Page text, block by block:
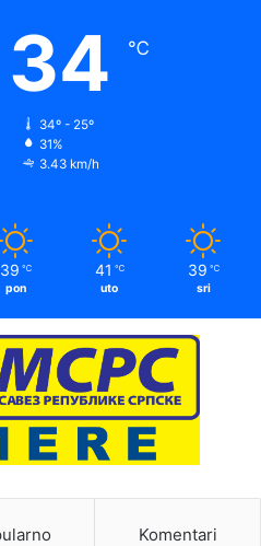
34 ℃
34º - 25º
31%
3.43 km/h
39 ℃
pon
41 ℃
uto
39 ℃
sri
Komentari